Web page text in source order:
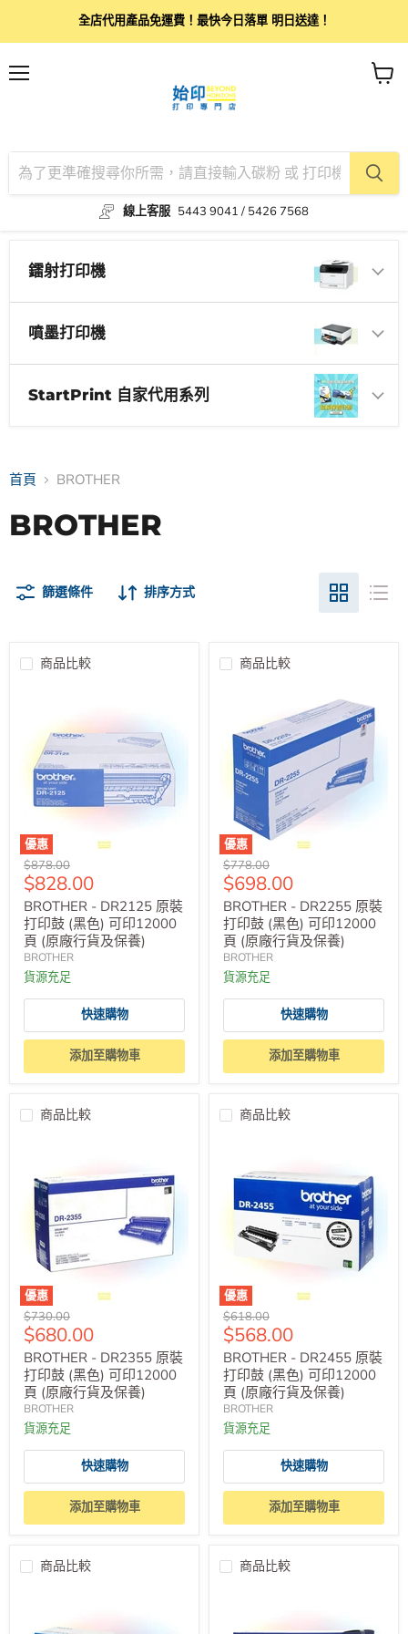
全店代用產品免運費！最快今日落單 明日送達！
線上客服 5443 9041 / 5426 7568
查
車
鐳射打印機
噴墨打印機
StartPrint 自家代用系列
首頁 BROTHER
BROTHER
篩選條件 排序方式
商品比較
優惠
原
價
$878.00
售
價
$828.00
BROTHER - DR2125 原裝
打印鼓 (黑色) 可印12000
頁 (原廠行貨及保養)
BROTHER
貨源充足
快速購物
添加至購物車
商品比較
優惠
原
價
$778.00
售
價
$698.00
BROTHER - DR2255 原裝
打印鼓 (黑色) 可印12000
頁 (原廠行貨及保養)
BROTHER
貨源充足
快速購物
添加至購物車
商品比較
優惠
原
價
$730.00
售
價
$680.00
BROTHER - DR2355 原裝
打印鼓 (黑色) 可印12000
頁 (原廠行貨及保養)
BROTHER
貨源充足
快速購物
添加至購物車
商品比較
優惠
原
價
$618.00
售
價
$568.00
BROTHER - DR2455 原裝
打印鼓 (黑色) 可印12000
頁 (原廠行貨及保養)
BROTHER
貨源充足
快速購物
添加至購物車
商品比較 商品比較